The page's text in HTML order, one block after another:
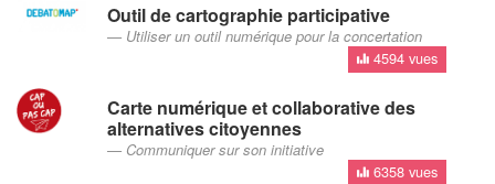
Outil de cartographie participative
Utiliser un outil numérique pour la concertation
4594 vues
Carte numérique et collaborative des
alternatives citoyennes
Communiquer sur son initiative
6358 vues